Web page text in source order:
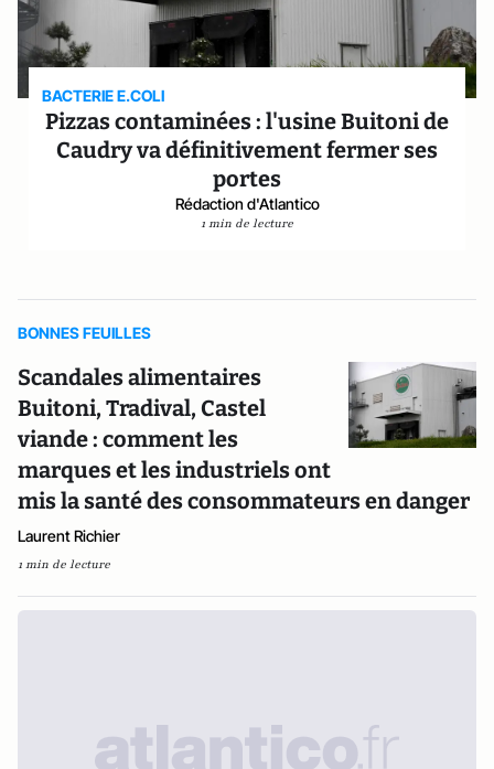
BACTERIE E.COLI
Pizzas contaminées : l'usine Buitoni de
Caudry va définitivement fermer ses
portes
Rédaction d'Atlantico
1 min de lecture
BONNES FEUILLES
Scandales alimentaires
Buitoni, Tradival, Castel
viande : comment les
marques et les industriels ont
mis la santé des consommateurs en danger
Laurent Richier
1 min de lecture